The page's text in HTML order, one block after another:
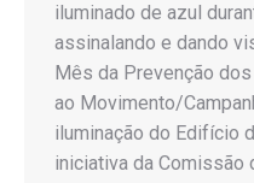
iluminado de azul
assinalando e dando
Mês da Prevenção
ao Movimento/
iluminação do Edifício
iniciativa da Comissão